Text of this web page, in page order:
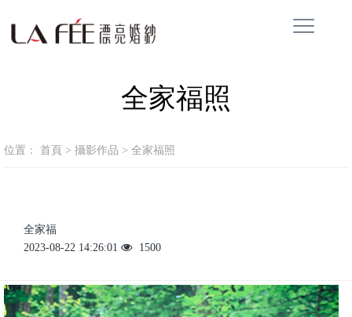
全家福照
位置： 首頁 > 攝影作品 > 全家福照
全家福
2023-08-22 14:26:01 1500